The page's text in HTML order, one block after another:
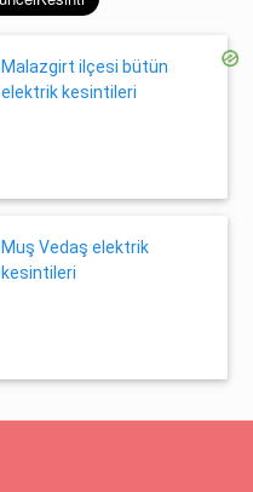
Malazgirt ilçesi bütün
elektrik kesintileri
Muş Vedaş elektrik
kesintileri